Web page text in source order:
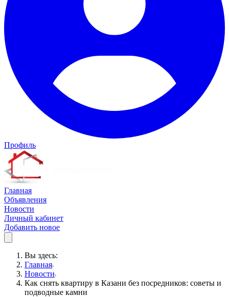
Профиль
Главная
Объявления
Новости
Личный кабинет
Добавить новое
Вы здесь:
Главная
Новости
Как снять квартиру в Казани без посредников: советы и
подводные камни